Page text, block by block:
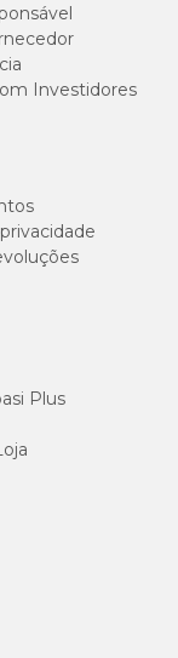
Investidores
Plus